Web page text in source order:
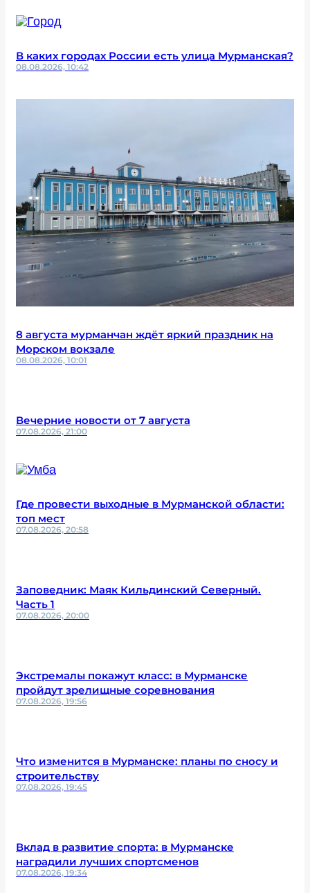
В каких городах России есть улица Мурманская?
08.08.2026, 10:42
8 августа мурманчан ждёт яркий праздник на
Морском вокзале
08.08.2026, 10:01
Вечерние новости от 7 августа
07.08.2026, 21:00
Где провести выходные в Мурманской области:
топ мест
07.08.2026, 20:58
Заповедник: Маяк Кильдинский Северный.
Часть 1
07.08.2026, 20:00
Экстремалы покажут класс: в Мурманске
пройдут зрелищные соревнования
07.08.2026, 19:56
Что изменится в Мурманске: планы по сносу и
строительству
07.08.2026, 19:45
Вклад в развитие спорта: в Мурманске
наградили лучших спортсменов
07.08.2026, 19:34